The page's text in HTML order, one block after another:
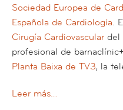
Sociedad Europea de
Española de Cardiología.
Cirugía Cardiovascular del
profesional de
Planta Baixa de TV3, la
Leer más…